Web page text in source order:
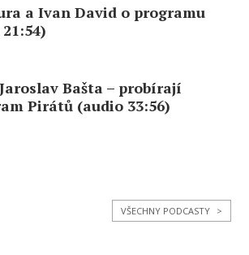
a Ivan David o programu
Bašta – probírají
Pirátů (audio 33:56)
VŠECHNY PODCASTY >